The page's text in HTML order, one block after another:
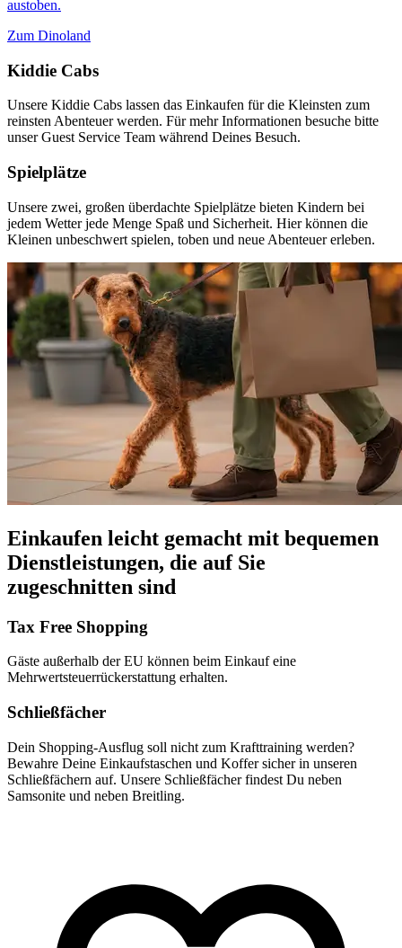
austoben.
Zum Dinoland
Kiddie Cabs
Unsere Kiddie Cabs lassen das Einkaufen für die Kleinsten zum
reinsten Abenteuer werden. Für mehr Informationen besuche bitte
unser Guest Service Team während Deines Besuch.
Spielplätze
Unsere zwei, großen überdachte Spielplätze bieten Kindern bei
jedem Wetter jede Menge Spaß und Sicherheit. Hier können die
Kleinen unbeschwert spielen, toben und neue Abenteuer erleben.
Einkaufen leicht gemacht mit bequemen
Dienstleistungen, die auf Sie
zugeschnitten sind
Tax Free Shopping
Gäste außerhalb der EU können beim Einkauf eine
Mehrwertsteuerrückerstattung erhalten.
Schließfächer
Dein Shopping-Ausflug soll nicht zum Krafttraining werden?
Bewahre Deine Einkaufstaschen und Koffer sicher in unseren
Schließfächern auf. Unsere Schließfächer findest Du neben
Samsonite und neben Breitling.